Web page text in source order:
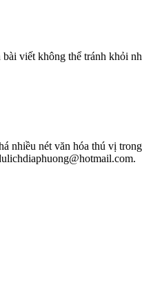
viết không thể tránh khỏi
nét văn hóa thú vị